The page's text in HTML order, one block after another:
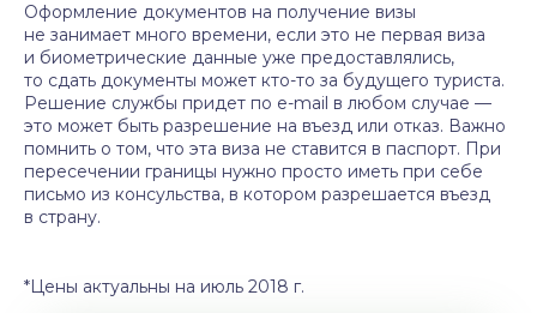
Оформление документов на получение визы
не занимает много времени, если это не первая виза
и биометрические данные уже предоставлялись,
то сдать документы может кто-то за будущего туриста.
Решение службы придет по e-mail в любом случае —
это может быть разрешение на въезд или отказ. Важно
помнить о том, что эта виза не ставится в паспорт. При
пересечении границы нужно просто иметь при себе
письмо из консульства, в котором разрешается въезд
в страну.
*Цены актуальны на июль 2018 г.